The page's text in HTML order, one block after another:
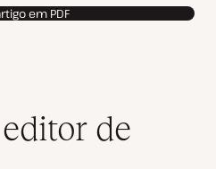
em PDF
de